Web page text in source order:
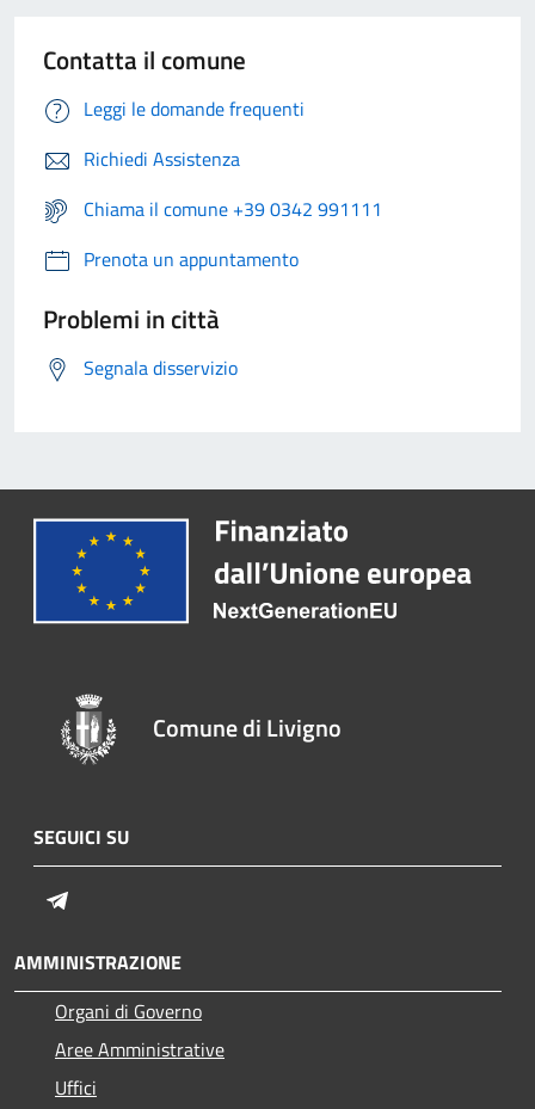
Contatta il comune
Leggi le domande frequenti
Richiedi Assistenza
Chiama il comune +39 0342 991111
Prenota un appuntamento
Problemi in città
Segnala disservizio
Comune di Livigno
SEGUICI SU
AMMINISTRAZIONE
Organi di Governo
Aree Amministrative
Uffici